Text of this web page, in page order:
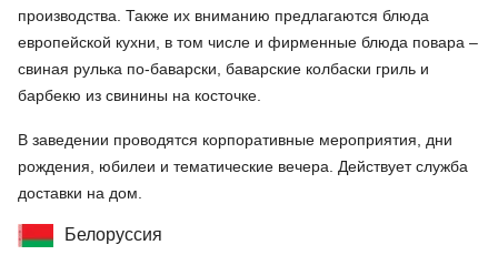
производства. Также их вниманию предлагаются блюда
европейской кухни, в том числе и фирменные блюда повара –
свиная рулька по-баварски, баварские колбаски гриль и
барбекю из свинины на косточке.
В заведении проводятся корпоративные мероприятия, дни
рождения, юбилеи и тематические вечера. Действует служба
доставки на дом.
Белоруссия